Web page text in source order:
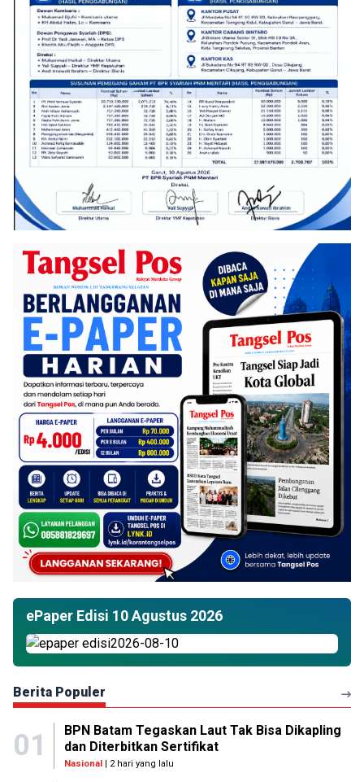
ePaper Edisi 10 Agustus 2026
Berita Populer
01
BPN Batam Tegaskan Laut Tak Bisa Dikapling
dan Diterbitkan Sertifikat
Nasional| 2 hari yang lalu